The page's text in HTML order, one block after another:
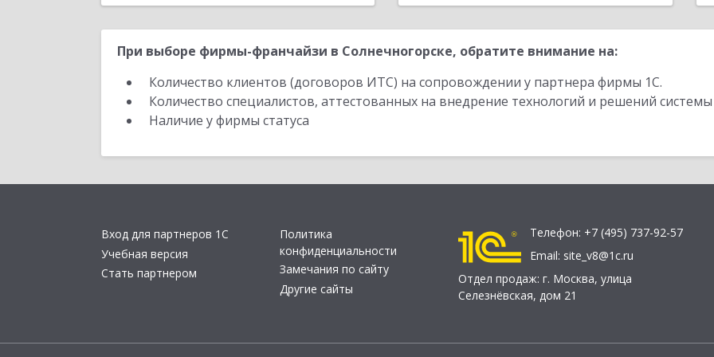
При выборе фирмы-франчайзи в Солнечногорске, обратите внимание на:
Количество клиентов (договоров ИТС) на сопровождении у партнера фирмы 1С.
Количество специалистов, аттестованных на внедрение технологий и решений
Наличие у фирмы статуса
Вход для партнеров 1С
Учебная версия
Стать партнером
Политика
конфиденциальности
Замечания по сайту
Другие сайты
Телефон: +7 (495) 737-92-57
Email: site_v8@1c.ru
Отдел продаж: г. Москва, улица
Селезнёвская, дом 21